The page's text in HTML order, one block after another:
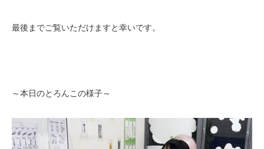
最後までご覧いただけますと幸いです。
～本日のとろんこの様子～